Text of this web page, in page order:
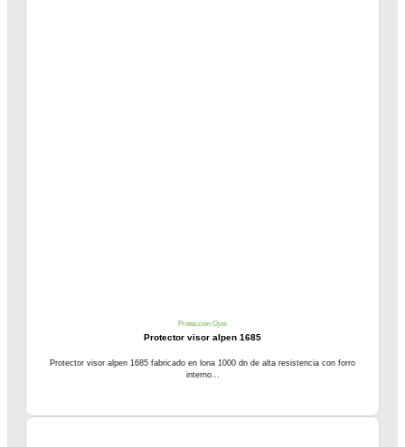
Protección Ojos
Protector visor alpen 1685
Protector visor alpen 1685 fabricado en lona 1000 dn de alta resistencia con forro
interno...